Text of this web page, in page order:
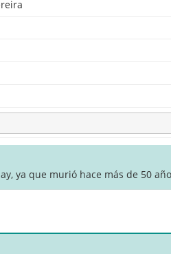
ya que murió hace más de 50